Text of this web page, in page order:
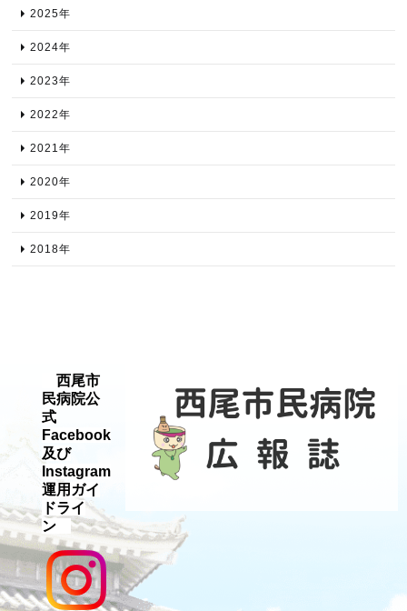
2025年​
2024年​
2023年​
2022年​
2021年​
2020年​
2019年​
2018年​
西尾市
民病院公
式
Facebook
及び
Instagram
運用ガイ
ドライ
ン